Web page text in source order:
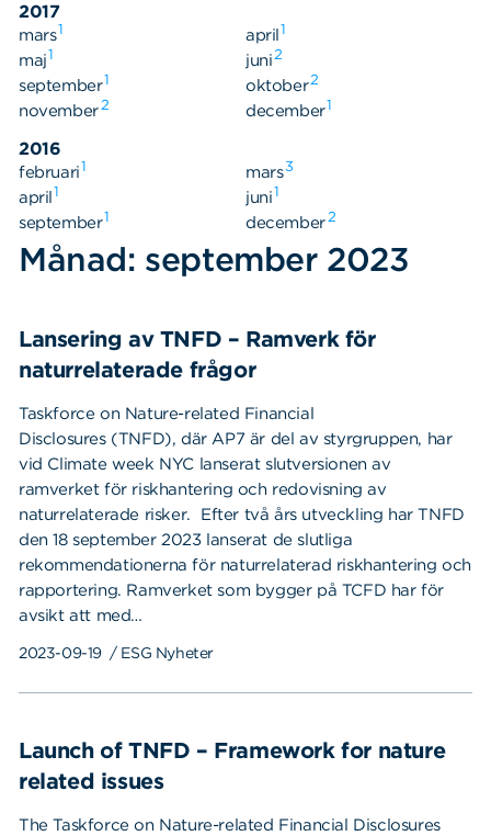
2017
mars1 april1
maj1 juni2
september1 oktober2
november2 december1
2016
februari1 mars3
april1 juni1
september1 december2
Månad: september 2023
Lansering av TNFD – Ramverk för
naturrelaterade frågor
Taskforce on Nature-related Financial
Disclosures (TNFD), där AP7 är del av styrgruppen, har
vid Climate week NYC lanserat slutversionen av
ramverket för riskhantering och redovisning av
naturrelaterade risker. Efter två års utveckling har TNFD
den 18 september 2023 lanserat de slutliga
rekommendationerna för naturrelaterad riskhantering och
rapportering. Ramverket som bygger på TCFD har för
avsikt att med…
2023-09-19 / ESG Nyheter
Launch of TNFD – Framework for nature
related issues
The Taskforce on Nature-related Financial Disclosures
Sök på sidan:
efter: